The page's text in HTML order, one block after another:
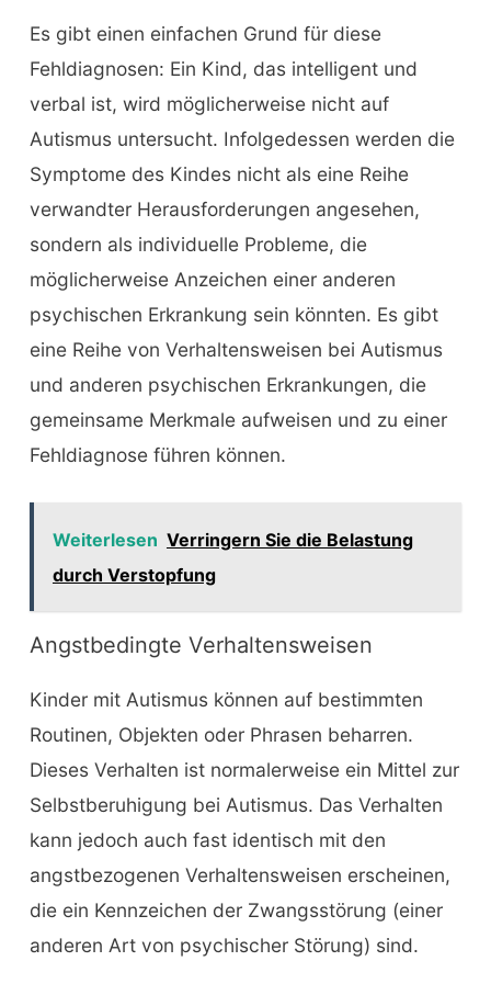
Es gibt einen einfachen Grund für diese
Fehldiagnosen: Ein Kind, das intelligent und
verbal ist, wird möglicherweise nicht auf
Autismus untersucht. Infolgedessen werden die
Symptome des Kindes nicht als eine Reihe
verwandter Herausforderungen angesehen,
sondern als individuelle Probleme, die
möglicherweise Anzeichen einer anderen
psychischen Erkrankung sein könnten. Es gibt
eine Reihe von Verhaltensweisen bei Autismus
und anderen psychischen Erkrankungen, die
gemeinsame Merkmale aufweisen und zu einer
Fehldiagnose führen können.
Weiterlesen Verringern Sie die Belastung
durch Verstopfung
Angstbedingte Verhaltensweisen
Kinder mit Autismus können auf bestimmten
Routinen, Objekten oder Phrasen beharren.
Dieses Verhalten ist normalerweise ein Mittel zur
Selbstberuhigung bei Autismus. Das Verhalten
kann jedoch auch fast identisch mit den
angstbezogenen Verhaltensweisen erscheinen,
die ein Kennzeichen der Zwangsstörung (einer
anderen Art von psychischer Störung) sind.